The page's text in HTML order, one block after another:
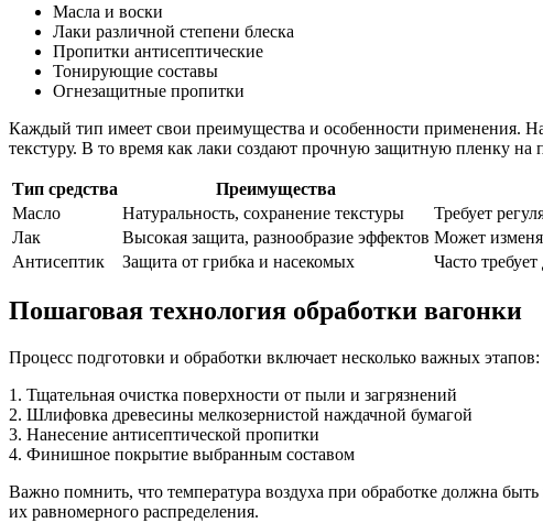
Масла и воски
Лаки различной степени блеска
Пропитки антисептические
Тонирующие составы
Огнезащитные пропитки
Каждый тип имеет свои преимущества и особенности применения.
текстуру. В то время как лаки создают прочную защитную пленку на
Тип средства Преимущества
Масло
Натуральность, сохранение текстуры
Требует
Лак
Высокая защита, разнообразие эффектов Может
Антисептик
Защита от грибка и насекомых Часто
Пошаговая технология обработки вагонки
Процесс подготовки и обработки включает несколько важных этапов:
1. Тщательная очистка поверхности от пыли и загрязнений
2. Шлифовка древесины мелкозернистой наждачной бумагой
3. Нанесение антисептической пропитки
4. Финишное покрытие выбранным составом
Важно помнить, что температура воздуха при обработке должна
их равномерного распределения.